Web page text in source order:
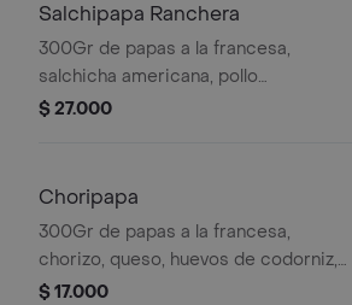
Salchipapa Ranchera
300Gr de papas a la francesa,
salchicha americana, pollo
desmechado, maíz, trozos de chorizo,
$ 27.000
Choripapa
300Gr de papas a la francesa,
chorizo, queso, huevos de codorniz,
salsas.
$ 17.000